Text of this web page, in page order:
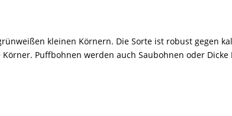
kleinen Körnern. Die Sorte ist robust gegen
Puffbohnen werden auch Saubohnen oder